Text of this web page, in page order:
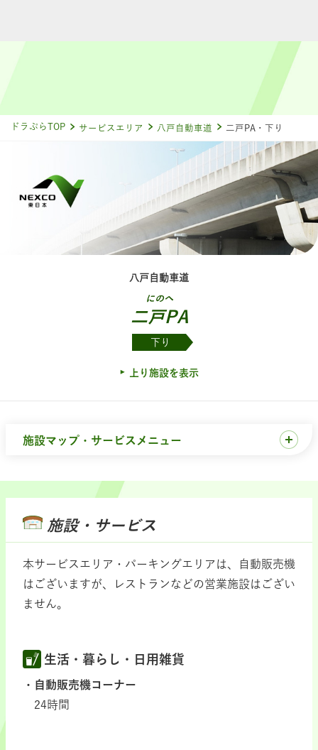
ドラぷらTOP サービスエリア 八戸自動車道 二戸PA・下り
八戸自動車道
にのへ
二戸PA
下り
上り施設を表示
施設マップ・サービスメニュー
施設・サービス
本サービスエリア・パーキングエリアは、自動販売機
はございますが、レストランなどの営業施設はござい
ません。
生活・暮らし・日用雑貨
自動販売機コーナー
24時間